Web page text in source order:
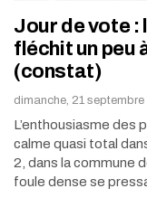
Jour de vote
fléchit un peu
(constat)
dimanche, 21
L’enthousiasme des
calme quasi total
2, dans la commune
foule dense se